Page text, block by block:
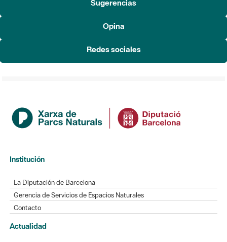
Sugerencias
Opina
Redes sociales
Institución
La Diputación de Barcelona
Gerencia de Servicios de Espacios Naturales
Contacto
Actualidad